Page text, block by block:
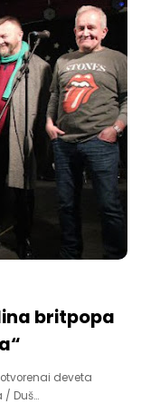
britpopa
deveta
/ Duš…